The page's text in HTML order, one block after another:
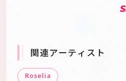
関連アーティスト
Roselia